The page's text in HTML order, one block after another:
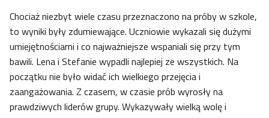
Chociaż niezbyt wiele czasu przeznaczono na próby w szkole,
to wyniki były zdumiewające. Uczniowie wykazali się dużymi
umiejętnościami i co najważniejsze wspaniali się przy tym
bawili. Lena i Stefanie wypadli najlepiej ze wszystkich. Na
początku nie było widać ich wielkiego przejęcia i
zaangażowania. Z czasem, w czasie prób wyrosły na
prawdziwych liderów grupy. Wykazywały wielką wolę i